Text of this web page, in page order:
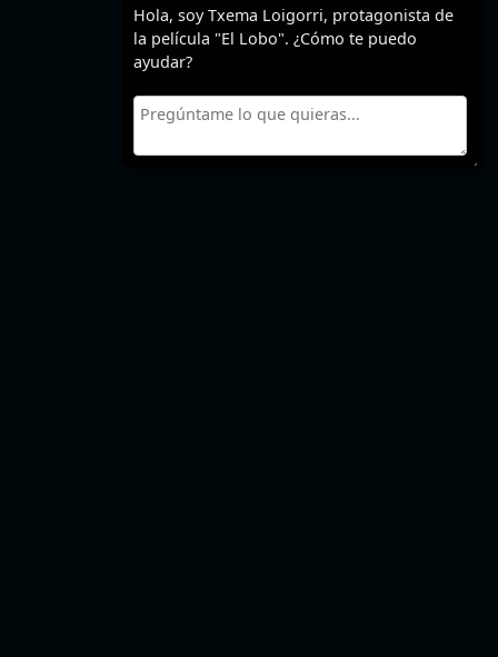
Hola, soy Txema Loigorri, protagonista de
la película "El Lobo". ¿Cómo te puedo
ayudar?